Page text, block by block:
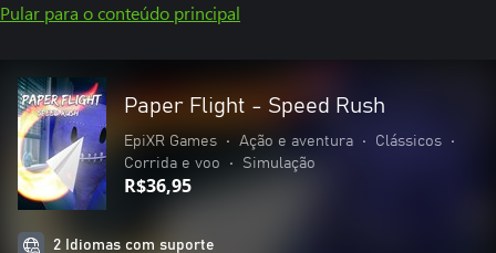
Pular para o conteúdo principal
Paper Flight - Speed Rush
EpiXR Games • Ação e aventura • Clássicos
•
Corrida e voo
• Simulação
R$36,95
2 Idiomas com suporte